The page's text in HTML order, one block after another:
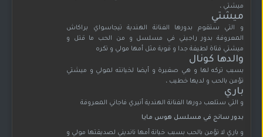
ميشتي ،
ميشتي
و التي ستقوم بدورها الفنانة الهندية تيجاسواي براكاش
المعروفة بدور راجيني في مسلسل و من الحب ما قتل و
ميشتي فتاة لطيفة جدا و قوية مثل أمها مولي و تكره
والدها كونال
بسبب تركه لها و هي صغيرة و أيضا لخيانته لمولي و ميشتي
تؤمن بالحب و لديها خطيب ،
باري
و التي ستلعب دورها الفنانة الهندية أنيري فاجاني المعروفة
بدور سانج في مسلسل هوس مايا
و باري لا تؤمن بالحب بسبب خيانة أمها نانديني لصديقتها مولي و